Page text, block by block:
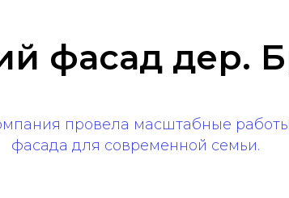
фасад дер.
провела масштабные
фасада для современной семьи.